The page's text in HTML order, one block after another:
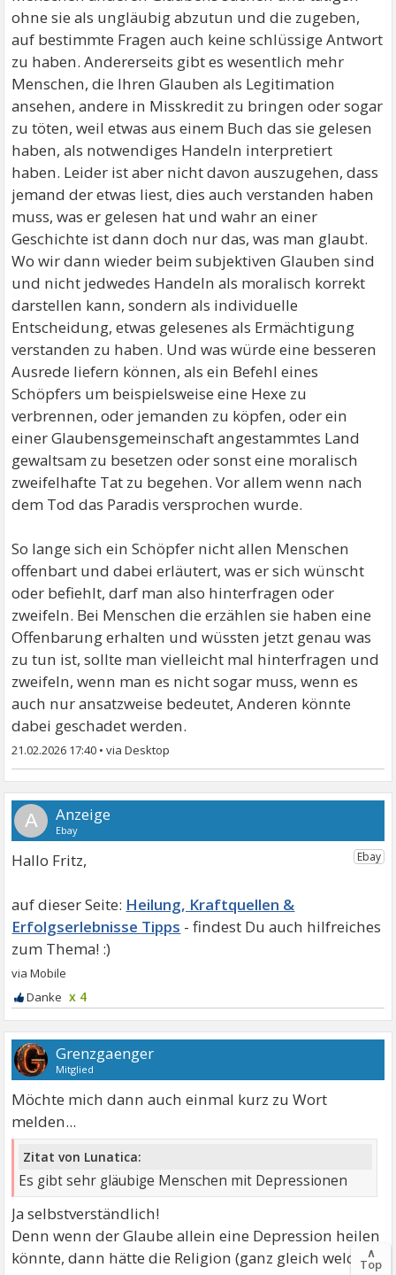
ohne sie als ungläubig abzutun und die zugeben,
auf bestimmte Fragen auch keine schlüssige Antwort
zu haben. Andererseits gibt es wesentlich mehr
Menschen, die Ihren Glauben als Legitimation
ansehen, andere in Misskredit zu bringen oder sogar
zu töten, weil etwas aus einem Buch das sie gelesen
haben, als notwendiges Handeln interpretiert
haben. Leider ist aber nicht davon auszugehen, dass
jemand der etwas liest, dies auch verstanden haben
muss, was er gelesen hat und wahr an einer
Geschichte ist dann doch nur das, was man glaubt.
Wo wir dann wieder beim subjektiven Glauben sind
und nicht jedwedes Handeln als moralisch korrekt
darstellen kann, sondern als individuelle
Entscheidung, etwas gelesenes als Ermächtigung
verstanden zu haben. Und was würde eine besseren
Ausrede liefern können, als ein Befehl eines
Schöpfers um beispielsweise eine Hexe zu
verbrennen, oder jemanden zu köpfen, oder ein
einer Glaubensgemeinschaft angestammtes Land
gewaltsam zu besetzen oder sonst eine moralisch
zweifelhafte Tat zu begehen. Vor allem wenn nach
dem Tod das Paradis versprochen wurde.
So lange sich ein Schöpfer nicht allen Menschen
offenbart und dabei erläutert, was er sich wünscht
oder befiehlt, darf man also hinterfragen oder
zweifeln. Bei Menschen die erzählen sie haben eine
Offenbarung erhalten und wüssten jetzt genau was
zu tun ist, sollte man vielleicht mal hinterfragen und
zweifeln, wenn man es nicht sogar muss, wenn es
auch nur ansatzweise bedeutet, Anderen könnte
dabei geschadet werden.
21.02.2026 17:40 •
A
Hallo Fritz,
Heilung, Kraftquellen &
Erfolgserlebnisse Tipps
x 4
Grenzgaenger
Mitglied
Möchte mich dann auch einmal kurz zu Wort
melden...
Zitat von Lunatica:
Es gibt sehr gläubige Menschen mit Depressionen
Ja selbstverständlich!
Denn wenn der Glaube allein eine Depression heilen
könnte, dann hätte die Religion (ganz gleich welche∧
Top